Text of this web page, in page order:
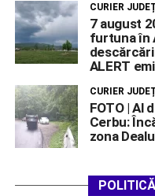
CURIER
7 august
furtuna în
ALERT
CURIER
FOTO | Al
Cerbu:
zona